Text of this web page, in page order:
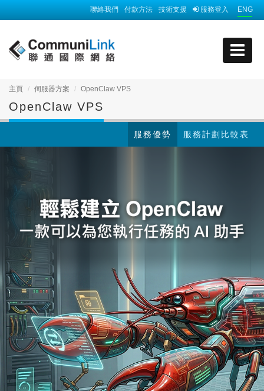
ENG
服務登入
技術支援
付款方法
聯絡我們
主頁 伺服器方案 OpenClaw VPS
OpenClaw VPS
服務計劃比較表
服務優勢